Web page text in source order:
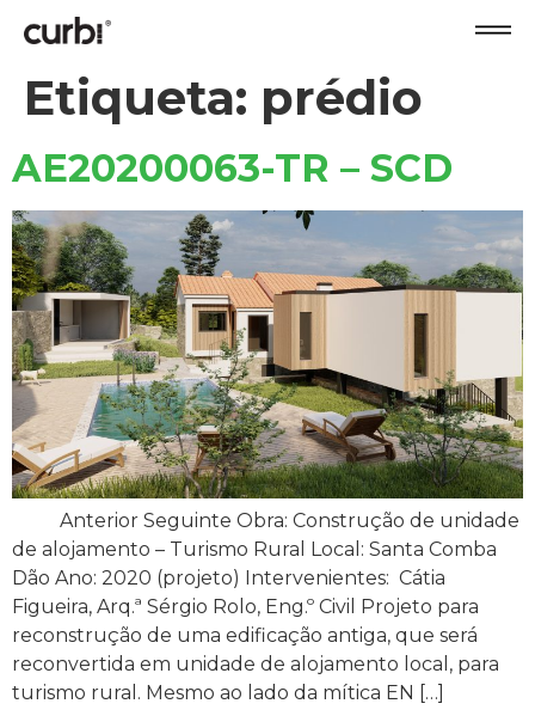
Etiqueta: prédio
AE20200063-TR – SCD
Anterior Seguinte Obra: Construção de unidade
de alojamento – Turismo Rural Local: Santa Comba
Dão Ano: 2020 (projeto) Intervenientes: Cátia
Figueira, Arq.ª Sérgio Rolo, Eng.º Civil Projeto para
reconstrução de uma edificação antiga, que será
reconvertida em unidade de alojamento local, para
turismo rural. Mesmo ao lado da mítica EN […]